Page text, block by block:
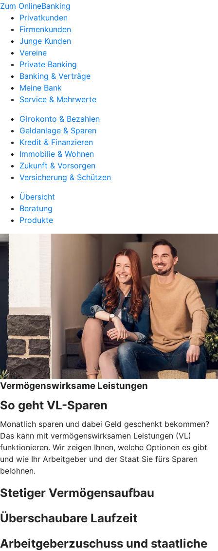
Zum OnlineBanking
Privatkunden
Firmenkunden
Junge Kunden
Vereine
Private Banking
Banking & Verträge
Meine Bank
Service & Mehrwerte
Girokonto & Bezahlen
Geldanlage & Sparen
Kredit & Finanzieren
Immobilie & Wohnen
Zukunft & Vorsorgen
Versicherung & Schützen
Übersicht
Beratung
Produkte
Vermögenswirksame Leistungen
So geht VL-Sparen
Monatlich sparen und dabei Geld geschenkt bekommen?
Das kann mit vermögenswirksamen Leistungen (VL)
funktionieren. Wir zeigen Ihnen, welche Optionen es gibt
und wie Ihr Arbeitgeber und der Staat Sie fürs Sparen
belohnen.
Stetiger Vermögensaufbau
Überschaubare Laufzeit
Arbeitgeberzuschuss und staatliche